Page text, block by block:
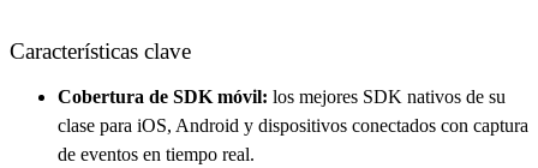
Características clave
Cobertura de SDK móvil: los mejores SDK nativos de su
clase para iOS, Android y dispositivos conectados con captura
de eventos en tiempo real.